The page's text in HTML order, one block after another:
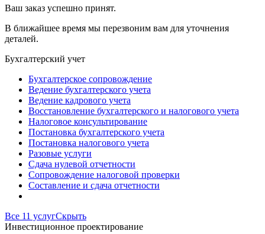
Ваш заказ успешно принят.
В ближайшее время мы перезвоним вам для уточнения
деталей.
Бухгалтерский учет
Бухгалтерское сопровождение
Ведение бухгалтерского учета
Ведение кадрового учета
Восстановление бухгалтерского и налогового учета
Налоговое консультирование
Постановка бухгалтерского учета
Постановка налогового учета
Разовые услуги
Сдача нулевой отчетности
Сопровождение налоговой проверки
Составление и сдача отчетности
Все 11 услугСкрыть
Инвестиционное проектирование